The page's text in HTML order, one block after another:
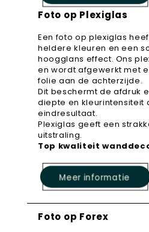
Foto op Plexiglas
Een foto op plexiglas
heldere kleuren en een
hoogglans effect. Ons
en wordt afgewerkt met
folie aan de achterzijde.
Dit beschermt de afdruk
diepte en kleurintensiteit
eindresultaat.
Plexiglas geeft een
uitstraling.
Top kwaliteit
Meer informatie
Foto op Forex